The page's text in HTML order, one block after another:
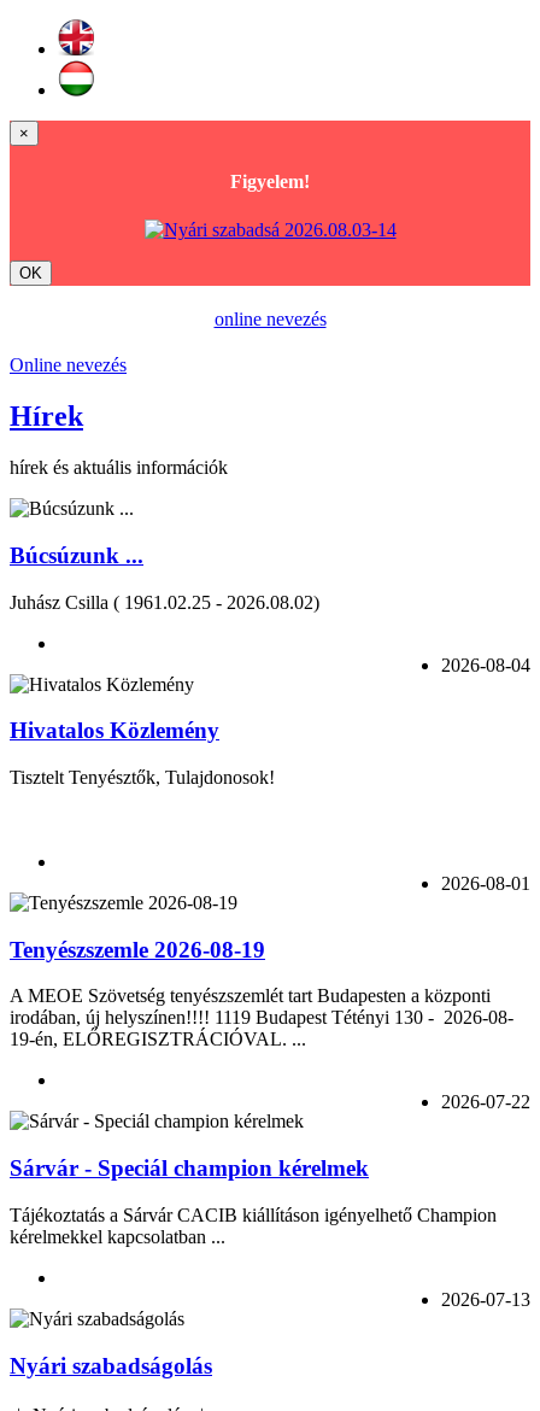
×
Figyelem!
OK
online nevezés
Online nevezés
Hírek
hírek és aktuális információk
Búcsúzunk ...
Juhász Csilla ( 1961.02.25 - 2026.08.02)
2026-08-04
Hivatalos Közlemény
Tisztelt Tenyésztők, Tulajdonosok!
2026-08-01
Tenyészszemle 2026-08-19
A MEOE Szövetség tenyészszemlét tart Budapesten a központi
irodában, új helyszínen!!!! 1119 Budapest Tétényi 130 - 2026-08-
19-én, ELŐREGISZTRÁCIÓVAL. ...
2026-07-22
Sárvár - Speciál champion kérelmek
Tájékoztatás a Sárvár CACIB kiállításon igényelhető Champion
kérelmekkel kapcsolatban ...
2026-07-13
Nyári szabadságolás